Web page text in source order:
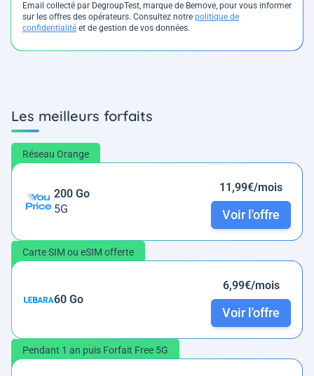
Email collecté par DegroupTest, marque de Bemove, pour vous informer
sur les offres des opérateurs. Consultez notre politique de
confidentialité et de gestion de vos données.
Les meilleurs forfaits
Réseau Orange
200 Go
5G
11,99€/mois
Voir l'offre
Carte SIM ou eSIM offerte
60 Go
6,99€/mois
Voir l'offre
Pendant 1 an puis Forfait Free 5G